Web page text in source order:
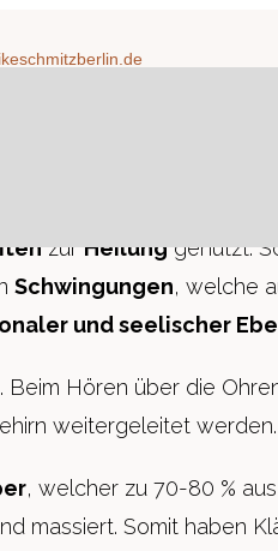
zurHeilunggenutzt.
Schwingungen, welche
und seelischer
. Beim Hören über die
weitergeleitet werden.
, welcher zu 70-80 %
massiert. Somit haben